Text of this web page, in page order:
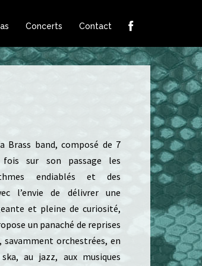
Concerts Contact
band, composé de 7
fois sur son passage les
endiablés et des
l’envie de délivrer une
et pleine de curiosité,
un panaché de reprises
orchestrées, en
au jazz, aux musiques